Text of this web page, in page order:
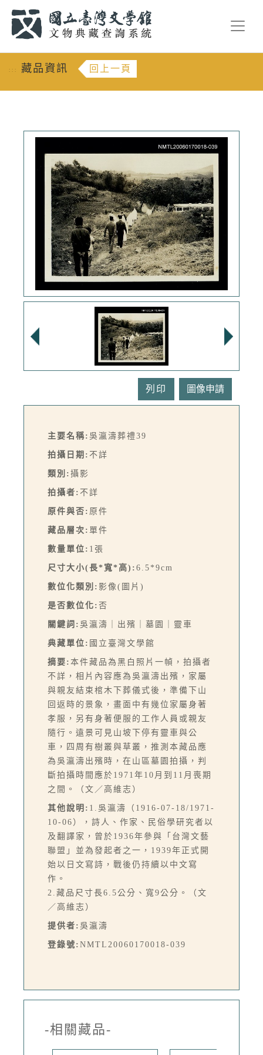
::: 藏品資訊 回上一頁
列印
主要名稱: 吳瀛濤葬禮39
拍攝日期: 不詳
類別: 攝影
拍攝者: 不詳
原件與否: 原件
藏品層次: 單件
數量單位: 1張
尺寸大小(長*寬*高): 6.5*9cm
數位化類別: 影像(圖片)
是否數位化: 否
關鍵詞: 吳瀛濤｜出殯｜墓園｜靈車
典藏單位: 國立臺灣文學館
摘要: 本件藏品為黑白照片一幀，拍攝者
不詳，相片內容應為吳瀛濤出殯，家屬
與親友結束棺木下葬儀式後，準備下山
回返時的景象，畫面中有幾位家屬身著
孝服，另有身著便服的工作人員或親友
隨行。遠景可見山坡下停有靈車與公
車，四周有樹叢與草叢，推測本藏品應
為吳瀛濤出殯時，在山區墓園拍攝，判
斷拍攝時間應於1971年10月到11月喪期
之間。（文／高維志）
其他說明: 1.吳瀛濤（1916-07-18/1971-
10-06），詩人、作家、民俗學研究者以
及翻譯家，曾於1936年參與「台灣文藝
聯盟」並為發起者之一，1939年正式開
始以日文寫詩，戰後仍持續以中文寫
作。
2.藏品尺寸長6.5公分、寬9公分。（文
／高維志）
提供者: 吳瀛濤
登錄號: NMTL20060170018-039
-相關藏品-